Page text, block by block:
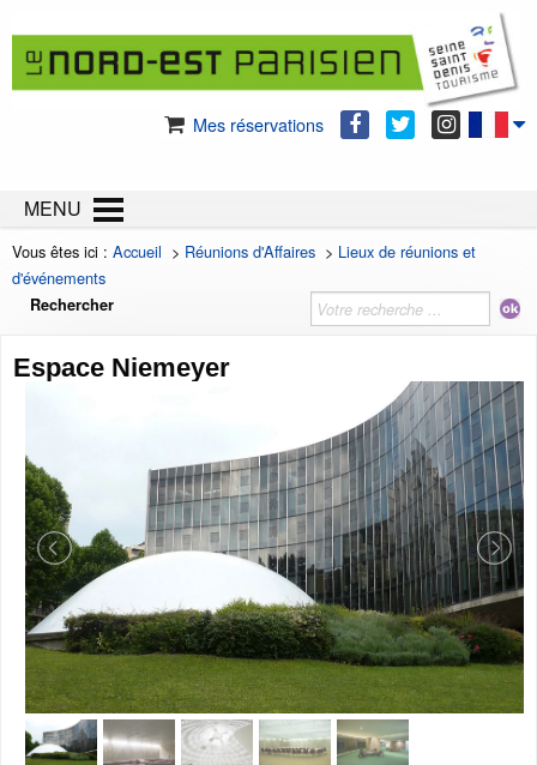
Mes réservations
MENU
Vous êtes ici : Accueil > Réunions d'Affaires > Lieux de réunions et
d'événements
Rechercher
Espace Niemeyer